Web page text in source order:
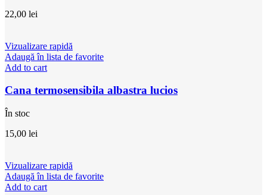
22,00 lei
Vizualizare rapidă
Adaugă în lista de favorite
Add to cart
Cana termosensibila albastra lucios
În stoc
15,00 lei
Vizualizare rapidă
Adaugă în lista de favorite
Add to cart